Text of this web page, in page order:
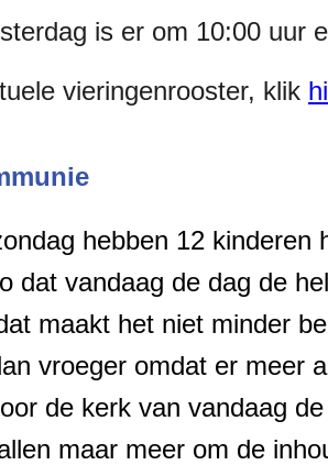
is er om 10:00 uur
vieringenrooster, klik
hebben 12
dat vandaag de dag de
maakt het niet minder
vroeger omdat er meer
de kerk van vandaag
maar meer om de